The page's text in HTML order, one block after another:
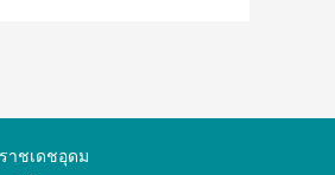
าชเดชอุดม